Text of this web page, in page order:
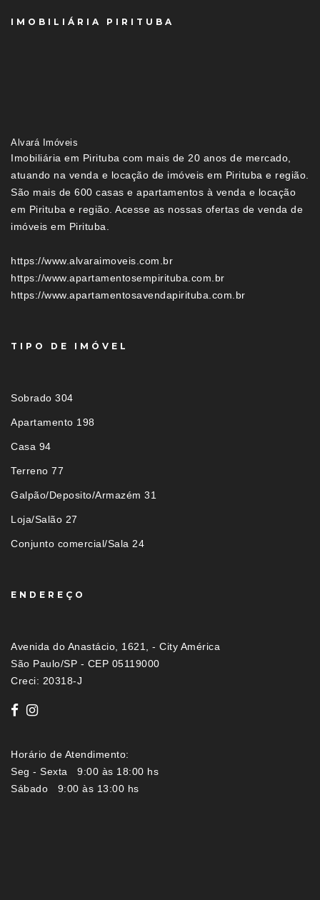
IMOBILIÁRIA PIRITUBA
Alvará Imóveis
Imobiliária em Pirituba com mais de 20 anos de mercado,
atuando na venda e locação de imóveis em Pirituba e região.
São mais de 600 casas e apartamentos à venda e locação
em Pirituba e região. Acesse as nossas ofertas de venda de
imóveis em Pirituba.
https://www.alvaraimoveis.com.br
https://www.apartamentosempirituba.com.br
https://www.apartamentosavendapirituba.com.br
TIPO DE IMÓVEL
Sobrado 304
Apartamento 198
Casa 94
Terreno 77
Galpão/Deposito/Armazém 31
Loja/Salão 27
Conjunto comercial/Sala 24
ENDEREÇO
Avenida do Anastácio, 1621, - City América
São Paulo/SP - CEP 05119000
Creci: 20318-J
Horário de Atendimento:
Seg - Sexta 9:00 às 18:00 hs
Sábado 9:00 às 13:00 hs